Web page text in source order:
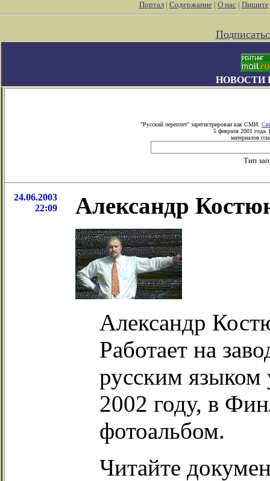
Портал| Содержание| О нас| Пишите
НОВОСТИ
"Русский переплет" зарегистрирован как СМИ.
5 февраля 2001 года.
материалов
Тип
24.06.2003
22:09
Александр
Александр
Работает на
русским языком
2002 году, в
фотоальбом.
Читайте